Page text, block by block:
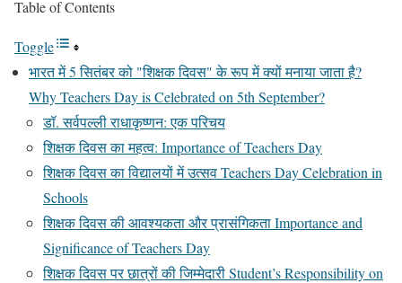
Table of Contents
Toggle
भारत में 5 सितंबर को "शिक्षक दिवस" के रूप में क्यों मनाया जाता है?
Why Teachers Day is Celebrated on 5th September?
डॉ. सर्वपल्ली राधाकृष्णन: एक परिचय
शिक्षक दिवस का महत्व: Importance of Teachers Day
शिक्षक दिवस का विद्यालयों में उत्सव Teachers Day Celebration in
Schools
शिक्षक दिवस की आवश्यकता और प्रासंगिकता Importance and
Significance of Teachers Day
शिक्षक दिवस पर छात्रों की जिम्मेदारी Student’s Responsibility on